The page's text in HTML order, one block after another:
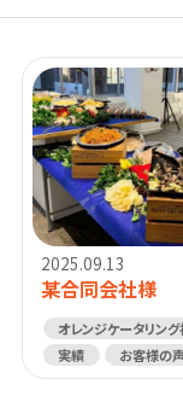
2025.09.13
某合同会社様
オレンジケータリン
実績
お客様の